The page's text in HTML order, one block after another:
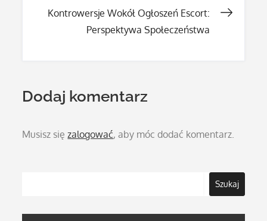
Kontrowersje Wokół Ogłoszeń Escort:
Perspektywa Społeczeństwa
Dodaj komentarz
Musisz sięzalogować, aby móc dodać komentarz.
Szukaj